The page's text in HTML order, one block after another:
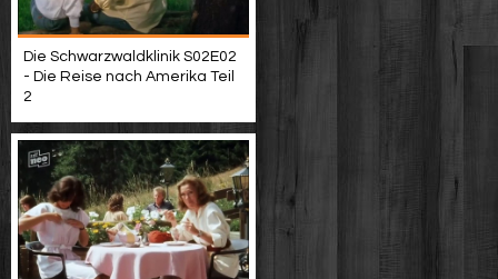
Die Schwarzwaldklinik S02E02
- Die Reise nach Amerika Teil
2